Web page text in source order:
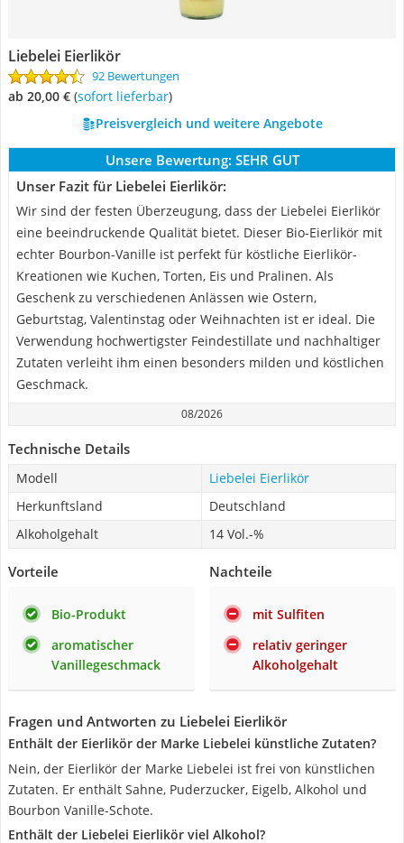
Liebelei Eierlikör
92 Bewertungen
ab 20,00 € ( Sofort lieferbar)
Preisvergleich und weitere Angebote
Unsere Bewertung: SEHR GUT
Unser Fazit für Liebelei Eierlikör:
Wir sind der festen Überzeugung, dass der Liebelei Eierlikör
eine beeindruckende Qualität bietet. Dieser Bio-Eierlikör mit
echter Bourbon-Vanille ist perfekt für köstliche Eierlikör-
Kreationen wie Kuchen, Torten, Eis und Pralinen. Als
Geschenk zu verschiedenen Anlässen wie Ostern,
Geburtstag, Valentinstag oder Weihnachten ist er ideal. Die
Verwendung hochwertigster Feindestillate und nachhaltiger
Zutaten verleiht ihm einen besonders milden und köstlichen
Geschmack.
08/2026
Technische Details
Modell
Liebelei Eierlikör
Herkunftsland
Deutschland
Alkoholgehalt
14 Vol.-%
Vorteile
Bio-Produkt
aromatischer
Vanillegeschmack
Nachteile
mit Sulfiten
relativ geringer
Alkoholgehalt
Fragen und Antworten zu Liebelei Eierlikör
Enthält der Eierlikör der Marke Liebelei künstliche Zutaten?
Nein, der Eierlikör der Marke Liebelei ist frei von künstlichen
Zutaten. Er enthält Sahne, Puderzucker, Eigelb, Alkohol und
Bourbon Vanille-Schote.
Enthält der Liebelei Eierlikör viel Alkohol?